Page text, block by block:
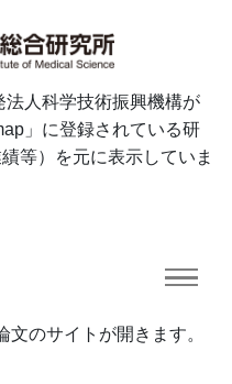
人科学技術振興機構が
」に登録されている研
等）を元に表示していま
のサイトが開きます。